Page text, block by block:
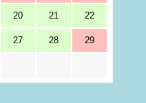
20 21 22
27 28 29